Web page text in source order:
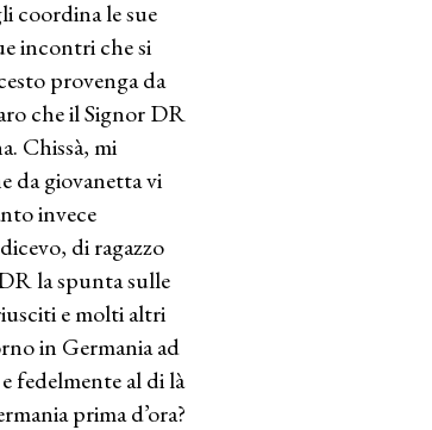
coordina le sue
incontri che si
provenga da
che il Signor DR
Chissà, mi
da giovanetta vi
invece
di ragazzo
la spunta sulle
e molti altri
in Germania ad
fedelmente al di là
prima d’ora?